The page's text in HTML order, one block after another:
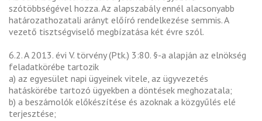
szótöbbségével hozza. Az alapszabály ennél alacsonyabb
határozathozatali arányt előíró rendelkezése semmis. A
vezető tisztségviselő megbízatása két évre szól.
6.2. A 2013. évi V. törvény (Ptk.) 3:80. §-a alapján az elnökség
feladatkörébe tartozik
a) az egyesület napi ügyeinek vitele, az ügyvezetés
hatáskörébe tartozó ügyekben a döntések meghozatala;
b) a beszámolók előkészítése és azoknak a közgyűlés elé
terjesztése;